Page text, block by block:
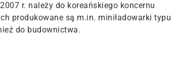
r. należy do koreańskiego koncernu
produkowane są m.in. miniładowarki typu
do budownictwa.